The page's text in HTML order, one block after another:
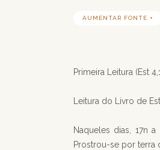
AUMENTAR FONTE +
Primeira Leitura (Est
Leitura do Livro de
Naqueles dias, 17n
Prostrou-se por terra